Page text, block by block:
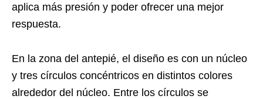
aplica más presión y poder ofrecer una mejor
respuesta.
En la zona del antepié, el diseño es con un núcleo
y tres círculos concéntricos en distintos colores
alrededor del núcleo. Entre los círculos se